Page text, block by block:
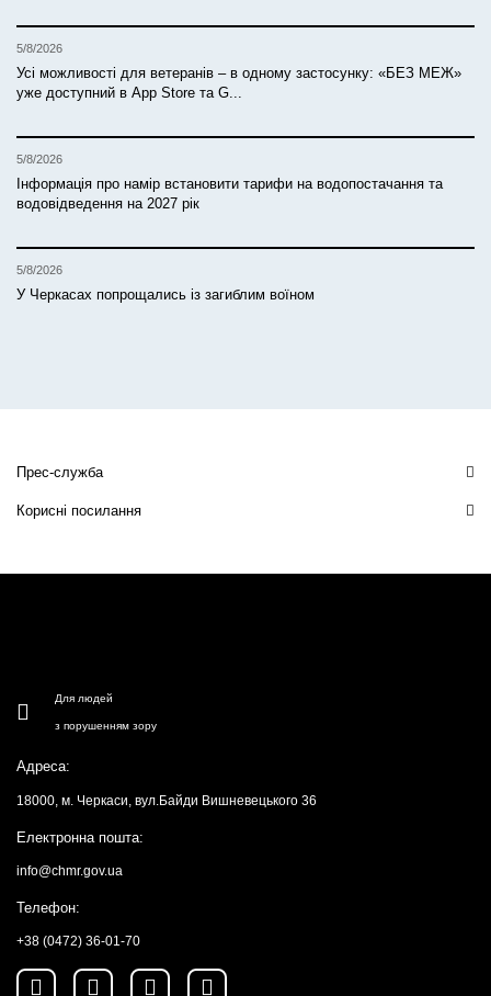
5/8/2026
Усі можливості для ветеранів – в одному застосунку: «БЕЗ МЕЖ»
уже доступний в App Store та G...
5/8/2026
Інформація про намір встановити тарифи на водопостачання та
водовідведення на 2027 рік
5/8/2026
У Черкасах попрощались із загиблим воїном
Прес-служба
Корисні посилання
Для людей
з порушенням зору
Адреса:
18000, м. Черкаси, вул.Байди Вишневецького 36
Електронна пошта:
info@chmr.gov.ua
Телефон:
+38 (0472) 36-01-70